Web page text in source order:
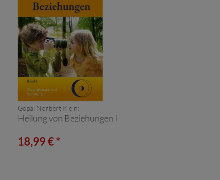
Gopal Norbert Klein:
Heilung von Beziehungen I
18,99 € *